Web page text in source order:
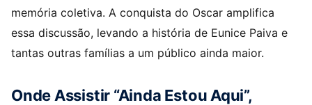
memória coletiva. A conquista do Oscar amplifica
essa discussão, levando a história de Eunice Paiva e
tantas outras famílias a um público ainda maior.
Onde Assistir “Ainda Estou Aqui”,